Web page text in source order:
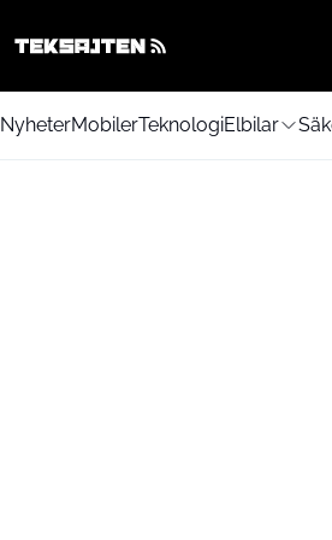
NyheterMobilerTeknologiElbilar